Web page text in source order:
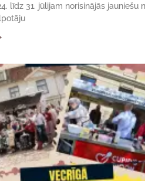
līdz 31. jūlijam norisinājās